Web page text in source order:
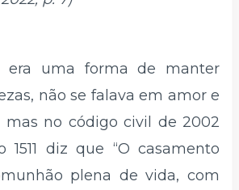
era uma forma de manter
não se falava em amor e
mas no código civil de 2002
diz que “O casamento
plena de vida, com